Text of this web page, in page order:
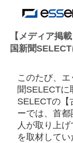
会社紹介
【メディア掲
国新聞
このたび、
聞SELECTに
SELECTの
ーでは、首
人が取り上
を取材して